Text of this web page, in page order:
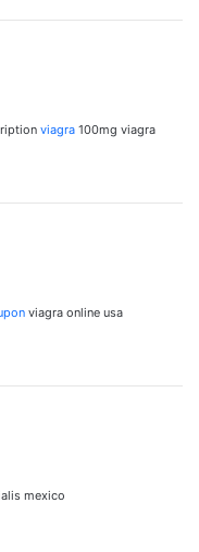
viagra 100mg viagra
viagra online usa
mexico